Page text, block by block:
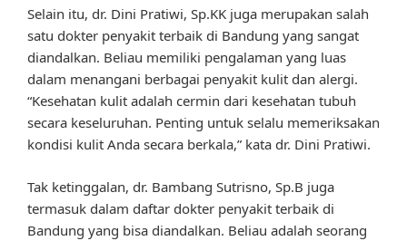
Selain itu, dr. Dini Pratiwi, Sp.KK juga merupakan salah
satu dokter penyakit terbaik di Bandung yang sangat
diandalkan. Beliau memiliki pengalaman yang luas
dalam menangani berbagai penyakit kulit dan alergi.
“Kesehatan kulit adalah cermin dari kesehatan tubuh
secara keseluruhan. Penting untuk selalu memeriksakan
kondisi kulit Anda secara berkala,” kata dr. Dini Pratiwi.
Tak ketinggalan, dr. Bambang Sutrisno, Sp.B juga
termasuk dalam daftar dokter penyakit terbaik di
Bandung yang bisa diandalkan. Beliau adalah seorang